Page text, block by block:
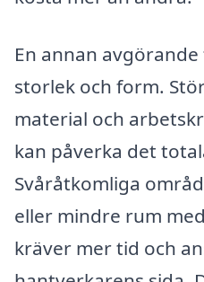
En annan
storlek och form.
material och
kan påverka det
Svåråtkomliga
eller mindre rum
kräver mer tid och